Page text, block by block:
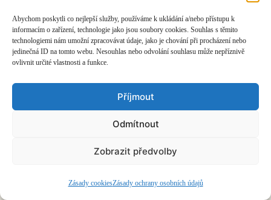
Abychom poskytli co nejlepší služby, používáme k ukládání a/nebo přístupu k
informacím o zařízení, technologie jako jsou soubory cookies. Souhlas s těmito
technologiemi nám umožní zpracovávat údaje, jako je chování při procházení nebo
jedinečná ID na tomto webu. Nesouhlas nebo odvolání souhlasu může nepříznivě
ovlivnit určité vlastnosti a funkce.
Příjmout
Odmítnout
Zobrazit předvolby
Zásady cookiesZásady ochrany osobních údajů
na té nejvyšší úrovni.
ČASOPIS O JINÉ HUDBĚ | vydáváHudební informační středisko
©2026 HISvoice – design a admin
Atelier Dokument